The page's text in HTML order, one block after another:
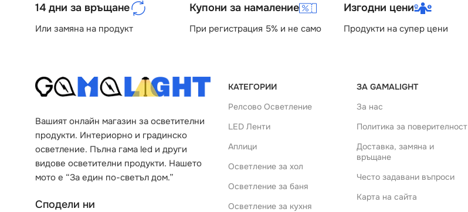
14 дни за връщане
Или замяна на продукт
Купони за намаление
При регистрация 5% и не само
Изгодни цени
Продукти на супер цени
Вашият онлайн магазин за осветителни
продукти. Интериорно и градинско
осветление. Пълна гама led и други
видове осветителни продукти. Нашето
мото е “За един по-светъл дом.”
Сподели ни
КАТЕГОРИИ
Релсово Осветление
LED Ленти
Аплици
Осветление за хол
Осветление за баня
Осветление за кухня
ЗА GAMALIGHT
За нас
Политика за поверителност
Доставка, замяна и
връщане
Често задавани въпроси
Карта на сайта